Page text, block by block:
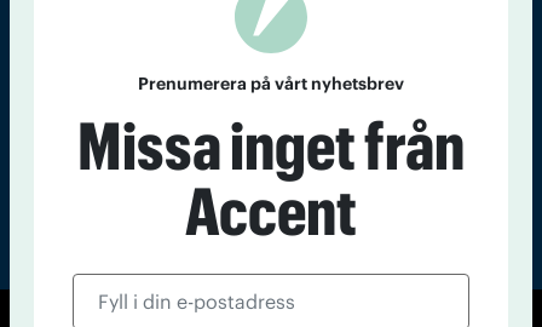
Prenumerera på vårt nyhetsbrev
Missa inget från
Accent